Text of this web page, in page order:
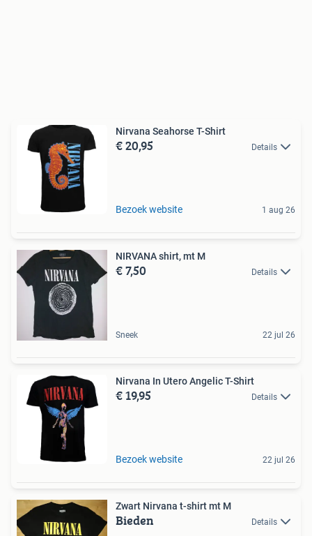
Nirvana Seahorse T-Shirt
€ 20,95 Details
Bezoek website 1 aug 26
NIRVANA shirt, mt M
€ 7,50 Details
Sneek 22 jul 26
Nirvana In Utero Angelic T-Shirt
€ 19,95 Details
Bezoek website 22 jul 26
Zwart Nirvana t-shirt mt M
Bieden Details